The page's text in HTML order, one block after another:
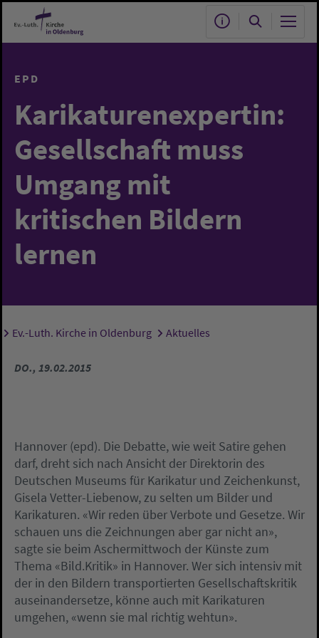
Zum Hauptinhalt springen
EPD
Karikaturenexpertin:
Gesellschaft muss
Umgang mit
kritischen Bildern
lernen
Sie sind hier:
Ev.-Luth. Kirche in Oldenburg Aktuelles
DO., 19.02.2015
Hannover (epd). Die Debatte, wie weit Satire gehen
darf, dreht sich nach Ansicht der Direktorin des
Deutschen Museums für Karikatur und Zeichenkunst,
Gisela Vetter-Liebenow, zu selten um Bilder und
Karikaturen. «Wir reden über Verbote und Gesetze. Wir
schauen uns die Zeichnungen aber gar nicht an»,
sagte sie beim Aschermittwoch der Künste zum
Thema «Bild.Kritik» in Hannover. Wer sich intensiv mit
der in den Bildern transportierten Gesellschaftskritik
auseinandersetze, könne auch mit Karikaturen
umgehen, «wenn sie mal richtig wehtun».